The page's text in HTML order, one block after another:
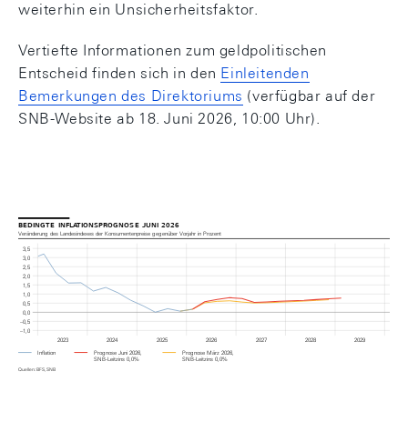
weiterhin ein Unsicherheitsfaktor.
Vertiefte Informationen zum geldpolitischen
Entscheid finden sich in den Einleitenden
Bemerkungen des Direktoriums (verfügbar auf der
SNB-Website ab 18. Juni 2026, 10:00 Uhr).
bedingte inflationsprognose juni 2026
Veränderung des Landesindexes der Konsumentenpreise gegenüber Vorjahr in Prozent
2023 2024 2025 2026 2027 2028 2029
– 1,0
– 0,5
0,0
0,5
1,0
1,5
2,0
2,5
3,0
3,5
Inflation Prognose Juni 2026,
SNB-Leitzins 0,0%
Prognose März 2026,
SNB-Leitzins 0,0%
Quellen: BFS, SNB